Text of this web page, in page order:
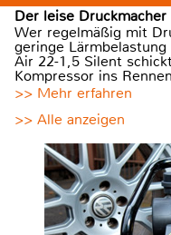
Der leise Druckmacher
Wer regelmäßig mit
geringe
Air 22-1,5 Silent
Kompressor ins Rennen
>> Mehr erfahren
>> Alle anzeigen